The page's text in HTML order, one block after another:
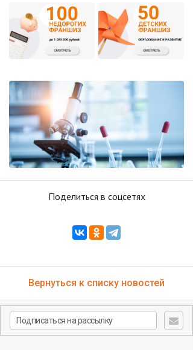
Поделиться в соцсетях
Вернуться к списку новостей